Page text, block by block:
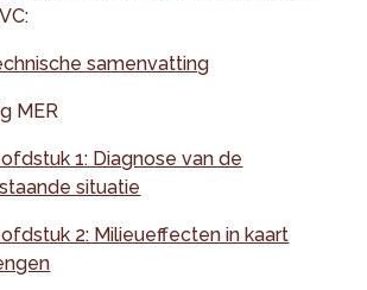
samenvatting
MER
1: Diagnose van de
situatie
2: Milieueffecten in kaart